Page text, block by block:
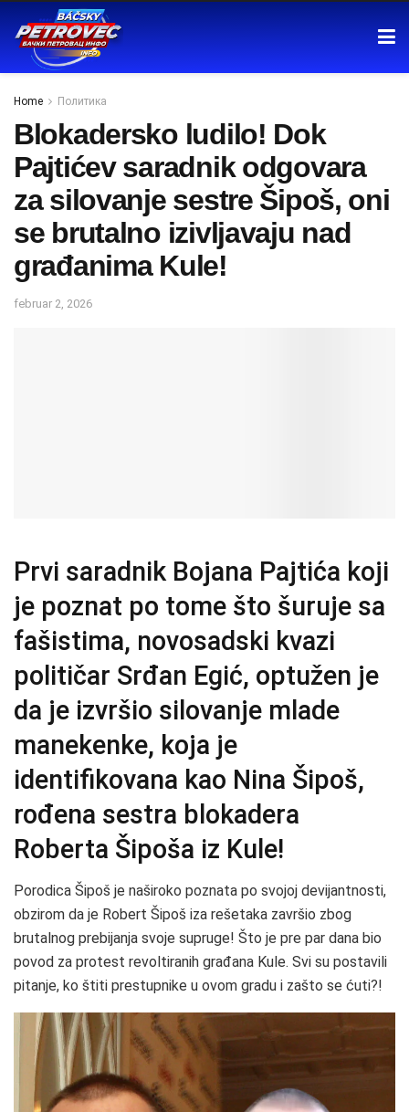
Home Политика
Blokadersko ludilo! Dok
Pajtićev saradnik odgovara
za silovanje sestre Šipoš, oni
se brutalno izivljavaju nad
građanima Kule!
februar 2, 2026
Prvi saradnik Bojana Pajtića koji
je poznat po tome što šuruje sa
fašistima, novosadski kvazi
političar Srđan Egić, optužen je
da je izvršio silovanje mlade
manekenke, koja je
identifikovana kao Nina Šipoš,
rođena sestra blokadera
Roberta Šipoša iz Kule!
Porodica Šipoš je naširoko poznata po svojoj devijantnosti,
obzirom da je Robert Šipoš iza rešetaka završio zbog
brutalnog prebijanja svoje supruge! Što je pre par dana bio
povod za protest revoltiranih građana Kule. Svi su postavili
pitanje, ko štiti prestupnike u ovom gradu i zašto se ćuti?!